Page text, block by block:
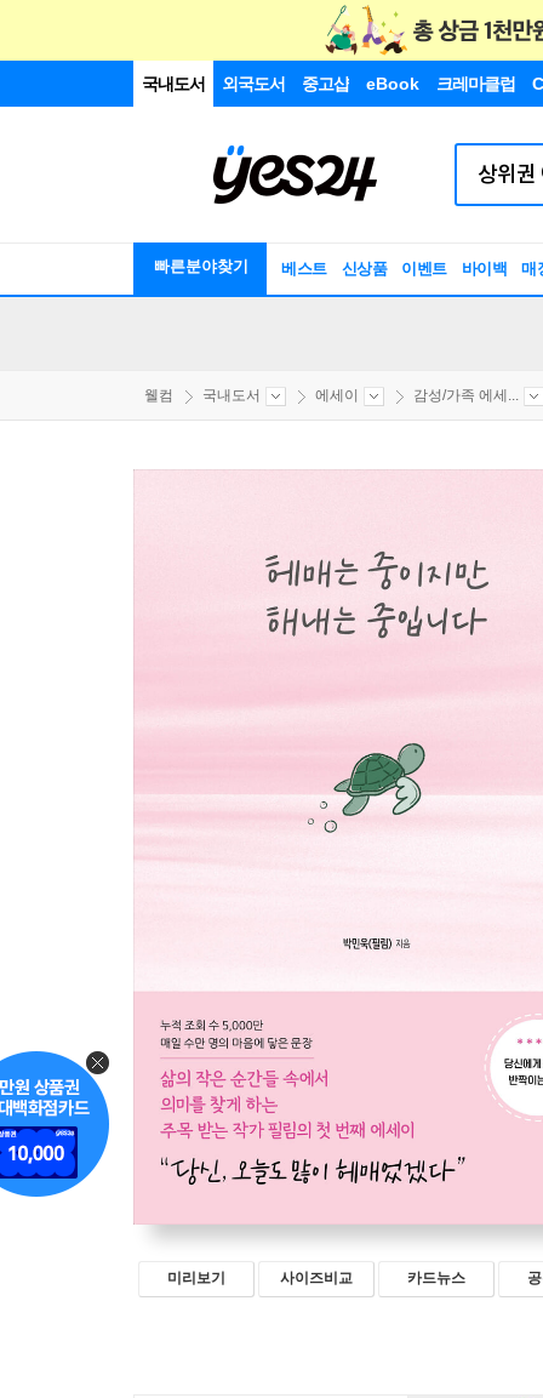
국내도서 외국도서 중고샵 eBook 크레마클럽
빠른분야찾기 베스트 신상품 이벤트 바이백 매
웰컴 국내도서 에세이 감성/가족 에세...
미리보기 사이즈비교 카드뉴스